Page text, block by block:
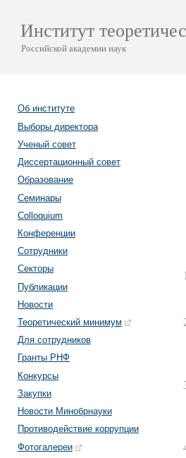
Институт
Российской академии наук
Об институте
Выборы директора
Ученый совет
Диссертационный совет
Образование
Семинары
Colloquium
Конференции
Сотрудники
Секторы
Публикации
Новости
Теоретический минимум
Для сотрудников
Гранты РНФ
Конкурсы
Закупки
Новости Минобрнауки
Противодействие коррупции
Фотогалереи